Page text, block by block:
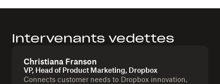
Intervenants vedettes
Christiana Franson
VP, Head of Product Marketing, Dropbox
Connects customer needs to Dropbox innovation,